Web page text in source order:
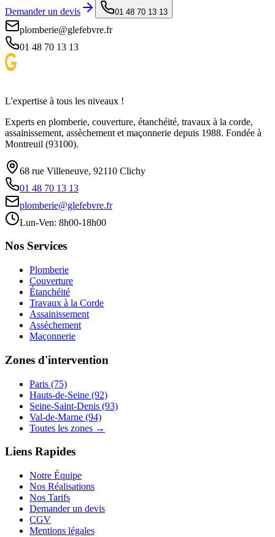
Demander un devis 01 48 70 13 13
plomberie@glefebvre.fr
01 48 70 13 13
L'expertise à tous les niveaux !
Experts en plomberie, couverture, étanchéité, travaux à la corde,
assainissement, assèchement et maçonnerie depuis 1988. Fondée à
Montreuil (93100).
68 rue Villeneuve, 92110 Clichy
01 48 70 13 13
plomberie@glefebvre.fr
Lun-Ven: 8h00-18h00
Nos Services
Plomberie
Couverture
Étanchéité
Travaux à la Corde
Assainissement
Assèchement
Maçonnerie
Zones d'intervention
Paris (75)
Hauts-de-Seine (92)
Seine-Saint-Denis (93)
Val-de-Marne (94)
Toutes les zones →
Liens Rapides
Notre Équipe
Nos Réalisations
Nos Tarifs
Demander un devis
CGV
Mentions légales